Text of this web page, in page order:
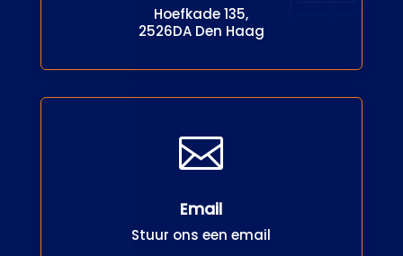
Hoefkade 135,
2526DA Den Haag

Email
Stuur ons een email